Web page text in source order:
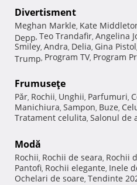
Divertisment
Meghan Markle, Kate
Depp, Teo Trandafir, Angelina
Smiley, Andra, Delia, Gina Pistol,
Trump, Program TV, Program
Frumuseţe
Păr, Rochii, Unghii, Parfumuri,
Manichiura, Sampon, Buze,
Tratament celulita, Salonul de
Modă
Rochii, Rochii de seara, Rochii
Pantofi, Rochii elegante, Inele
Ochelari de soare, Tendinte